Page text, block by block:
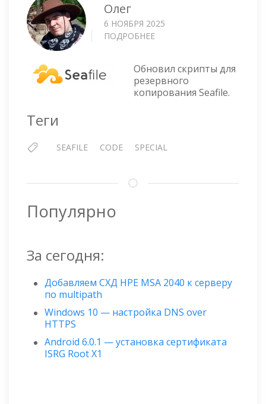
Олег
6 НОЯБРЯ 2025
ПОДРОБНЕЕ
РЕЗЕРВНОЕ
КОПИРОВАНИЕ
И
Обновил скрипты для
резервного
копирования Seafile.
Теги
SEAFILE CODE SPECIAL
Популярно
За сегодня:
Добавляем СХД HPE MSA 2040 к серверу
по multipath
Windows 10 — настройка DNS over
HTTPS
Android 6.0.1 — установка сертификата
ISRG Root X1